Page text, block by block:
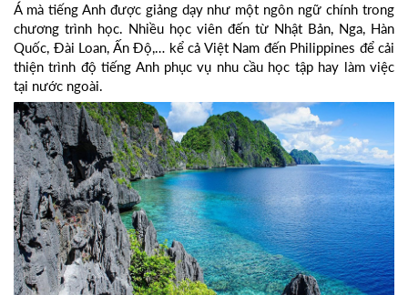
Á mà tiếng Anh được giảng dạy như một ngôn ngữ chính trong
chương trình học. Nhiều học viên đến từ Nhật Bản, Nga, Hàn
Quốc, Đài Loan, Ấn Độ,… kể cả Việt Nam đến Philippines để cải
thiện trình độ tiếng Anh phục vụ nhu cầu học tập hay làm việc
tại nước ngoài.